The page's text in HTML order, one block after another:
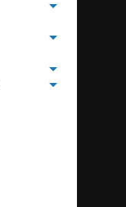
Toggle menu
Toggle menu
Toggle menu
Toggle menu